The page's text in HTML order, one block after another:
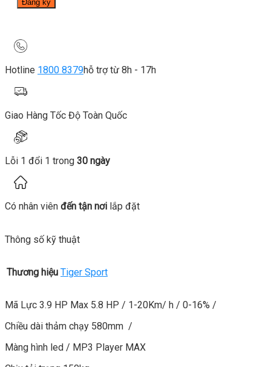
Hotline 1800 8379hỗ trợ từ 8h - 17h
Giao Hàng Tốc Độ Toàn Quốc
Lỗi 1 đổi 1 trong 30 ngày
Có nhân viên đến tận nơi lắp đặt
Thông số kỹ thuật
Thương hiệu Tiger Sport
Mã Lực 3.9 HP Max 5.8 HP / 1-20Km/ h / 0-16% /
Chiều dài thảm chạy 580mm /
Màng hình led / MP3 Player MAX